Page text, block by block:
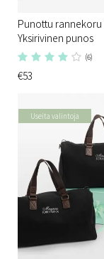
Punottu rannekoru
Yksirivinen punos
(6)
€53
Useita valintoja